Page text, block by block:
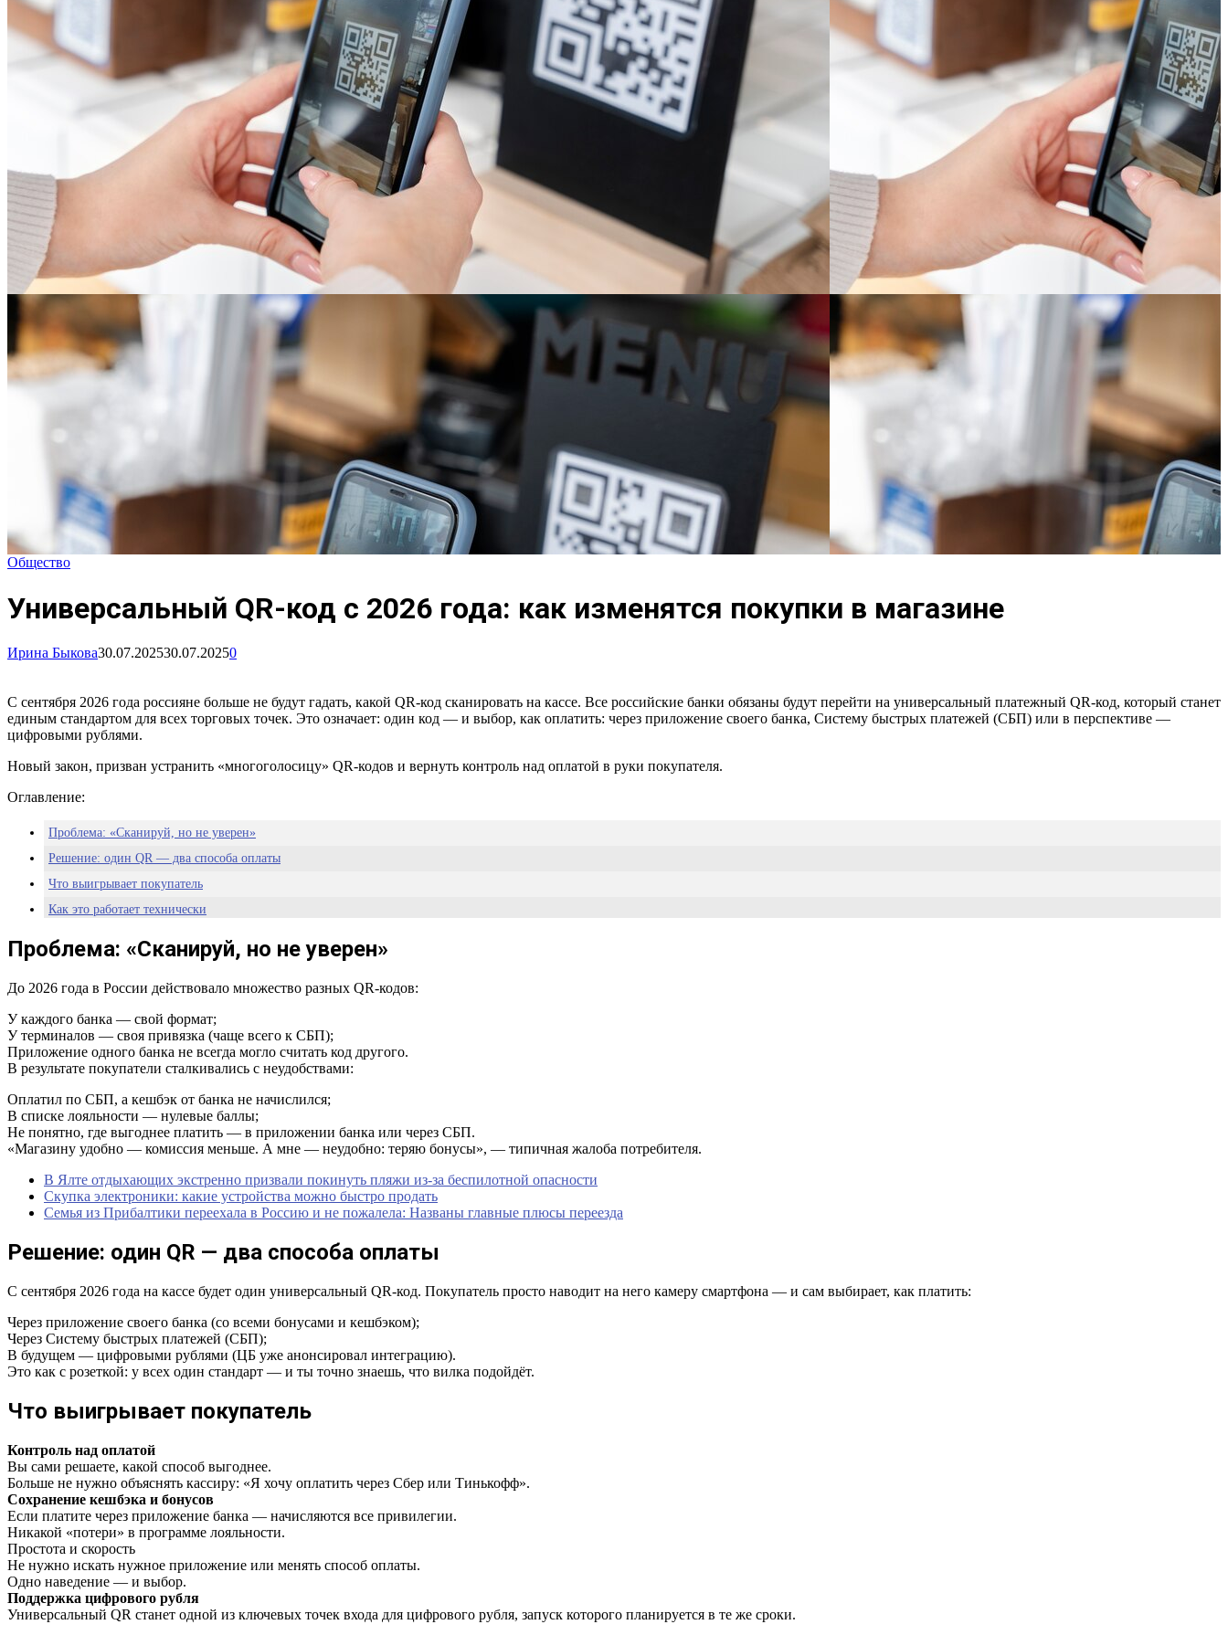
Общество
Универсальный QR-код с 2026 года: как изменятся покупки в магазине
Ирина Быкова30.07.202530.07.20250
С сентября 2026 года россияне больше не будут гадать, какой QR-код сканировать на кассе. Все российские банки обязаны будут перейти на универсальный платежный QR-код, который станет
единым стандартом для всех торговых точек. Это означает: один код — и выбор, как оплатить: через приложение своего банка, Систему быстрых платежей (СБП) или в перспективе —
цифровыми рублями.
Новый закон, призван устранить «многоголосицу» QR-кодов и вернуть контроль над оплатой в руки покупателя.
Оглавление:
Проблема: «Сканируй, но не уверен»
Решение: один QR — два способа оплаты
Что выигрывает покупатель
Как это работает технически
Что сказала Набиуллина
Итог: конец хаосу, начало удобству
Проблема: «Сканируй, но не уверен»
До 2026 года в России действовало множество разных QR-кодов:
У каждого банка — свой формат;
У терминалов — своя привязка (чаще всего к СБП);
Приложение одного банка не всегда могло считать код другого.
В результате покупатели сталкивались с неудобствами:
Оплатил по СБП, а кешбэк от банка не начислился;
В списке лояльности — нулевые баллы;
Не понятно, где выгоднее платить — в приложении банка или через СБП.
«Магазину удобно — комиссия меньше. А мне — неудобно: теряю бонусы», — типичная жалоба потребителя.
В Ялте отдыхающих экстренно призвали покинуть пляжи из-за беспилотной опасности
Скупка электроники: какие устройства можно быстро продать
Семья из Прибалтики переехала в Россию и не пожалела: Названы главные плюсы переезда
Решение: один QR — два способа оплаты
С сентября 2026 года на кассе будет один универсальный QR-код. Покупатель просто наводит на него камеру смартфона — и сам выбирает, как платить:
Через приложение своего банка (со всеми бонусами и кешбэком);
Через Систему быстрых платежей (СБП);
В будущем — цифровыми рублями (ЦБ уже анонсировал интеграцию).
Это как с розеткой: у всех один стандарт — и ты точно знаешь, что вилка подойдёт.
Что выигрывает покупатель
Контроль над оплатой
Вы сами решаете, какой способ выгоднее.
Больше не нужно объяснять кассиру: «Я хочу оплатить через Сбер или Тинькофф».
Сохранение кешбэка и бонусов
Если платите через приложение банка — начисляются все привилегии.
Никакой «потери» в программе лояльности.
Простота и скорость
Не нужно искать нужное приложение или менять способ оплаты.
Одно наведение — и выбор.
Поддержка цифрового рубля
Универсальный QR станет одной из ключевых точек входа для цифрового рубля, запуск которого планируется в те же сроки.